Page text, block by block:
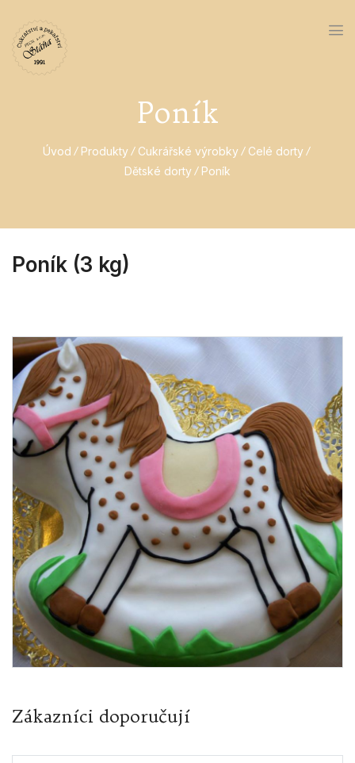
Poník
Úvod Produkty Cukrářské výrobky
Celé dorty
Dětské dorty
Poník
Poník (3 kg)
Zákazníci doporučují